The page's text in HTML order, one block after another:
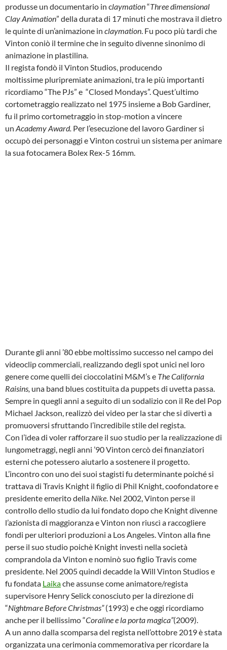
produsse un documentario in claymation“Three dimensional
Clay Animation” della durata di 17 minuti che mostrava il dietro
le quinte di un’animazione in claymation. Fu poco più tardi che
Vinton coniò il termine che in seguito divenne sinonimo di
animazione in plastilina.
Il regista fondò il Vinton Studios, producendo
moltissime pluripremiate animazioni, tra le più importanti
ricordiamo “The PJs” e “Closed Mondays”. Quest’ultimo
cortometraggio realizzato nel 1975 insieme a Bob Gardiner,
fu il primo cortometraggio in stop-motion a vincere
un Academy Award. Per l’esecuzione del lavoro Gardiner si
occupò dei personaggi e Vinton costruì un sistema per animare
la sua fotocamera Bolex Rex-5 16mm.
Durante gli anni ’80 ebbe moltissimo successo nel campo dei
videoclip commerciali, realizzando degli spot unici nel loro
genere come quelli dei cioccolatini M&M’s e The California
Raisins, una band bluescostituita da puppets di uvetta passa.
Sempre in quegli anni a seguito di un sodalizio con il Re del Pop
Michael Jackson, realizzò dei video per la star che si divertì a
promuoversi sfruttando l’incredibile stile del regista.
Con l’idea di voler rafforzare il suo studio per la realizzazione di
lungometraggi, negli anni ’90 Vinton cercò dei finanziatori
esterni che potessero aiutarlo a sostenere il progetto.
L’incontro con uno dei suoi stagisti fu determinante poiché si
trattava di Travis Knight il figlio di Phil Knight, coofondatore e
presidente emerito della Nike. Nel 2002, Vinton perse il
controllo dello studio da lui fondato dopo che Knight divenne
l’azionista di maggioranza e Vinton non riuscì a raccogliere
fondi per ulteriori produzioni a Los Angeles. Vinton alla fine
perse il suo studio poichè Knight investì nella società
comprandola da Vinton e nominò suo figlio Travis come
presidente. Nel 2005 quindi decadde la Will Vinton Studios e
fu fondata Laikache assunse come animatore/regista
supervisore Henry Selick conosciuto per la direzione di
“Nightmare Before Christmas”(1993) eche oggi ricordiamo
anche per il bellissimo “Coraline e la porta magica”(2009).
A un anno dalla scomparsa del regista nell’ottobre 2019 è stata
organizzata una cerimonia commemorativa per ricordare la